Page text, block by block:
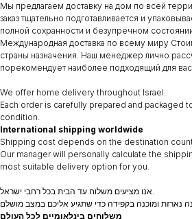
Мы предлагаем доставку на дом по всей
заказ тщательно подготавливается и
полной сохранности и безупречном
Международная доставка по всему миру
страны назначения. Наш менеджер лично
порекомендует наиболее подходящий для
We offer home delivery throughout Israel.
Each order is carefully prepared and packaged
condition.
International shipping worldwide
Shipping cost depends on the destination
Our manager will personally calculate the
most suitable delivery option for you.
אנו מציעים משלוח עד הבית בכל רחבי ישראל.
משלוחים בינלאומיים לכל העולם